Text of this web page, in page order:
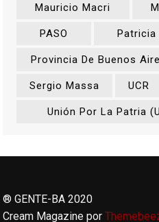
Mauricio Macri
PASO Patricia
Provincia De Buenos
Sergio Massa UCR
Unión Por La Patria
® GENTE-BA 2020
Cream Magazine por